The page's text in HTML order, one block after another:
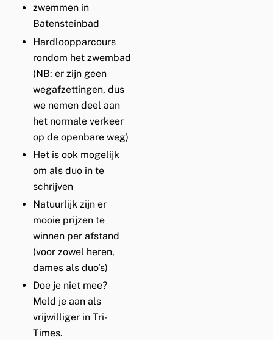
zwemmen in
Batensteinbad
Hardloopparcours
rondom het zwembad
(NB: er zijn geen
wegafzettingen, dus
we nemen deel aan
het normale verkeer
op de openbare weg)
Het is ook mogelijk
om als duo in te
schrijven
Natuurlijk zijn er
mooie prijzen te
winnen per afstand
(voor zowel heren,
dames als duo’s)
Doe je niet mee?
Meld je aan als
vrijwilliger in Tri-
Times.